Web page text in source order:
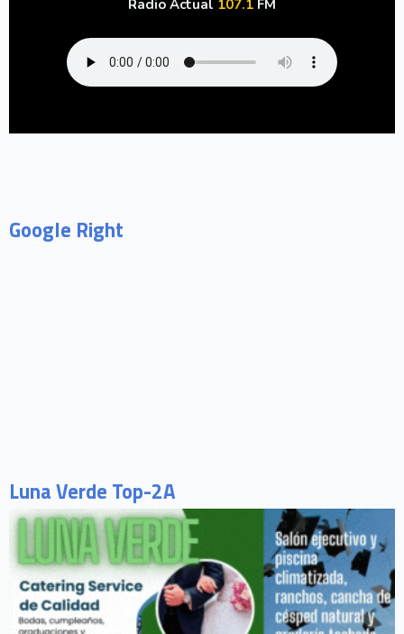
Radio Actual 107.1 FM
Google Right
Luna Verde Top-2A